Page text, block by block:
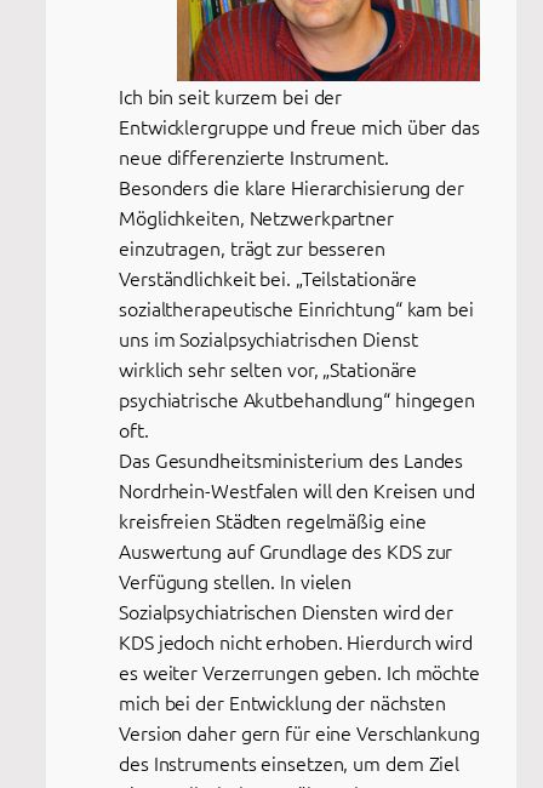
Ich bin seit kurzem bei der
Entwicklergruppe und freue mich über das
neue differenzierte Instrument.
Besonders die klare Hierarchisierung der
Möglichkeiten, Netzwerkpartner
einzutragen, trägt zur besseren
Verständlichkeit bei. „Teilstationäre
sozialtherapeutische Einrichtung“ kam bei
uns im Sozialpsychiatrischen Dienst
wirklich sehr selten vor, „Stationäre
psychiatrische Akutbehandlung“ hingegen
oft.
Das Gesundheitsministerium des Landes
Nordrhein-Westfalen will den Kreisen und
kreisfreien Städten regelmäßig eine
Auswertung auf Grundlage des KDS zur
Verfügung stellen. In vielen
Sozialpsychiatrischen Diensten wird der
KDS jedoch nicht erhoben. Hierdurch wird
es weiter Verzerrungen geben. Ich möchte
mich bei der Entwicklung der nächsten
Version daher gern für eine Verschlankung
des Instruments einsetzen, um dem Ziel